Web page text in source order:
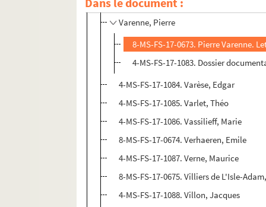
Van Dongen, Kees
Varenne, Pierre
8-MS-FS-17-0673. Pierre Varenne.
4-MS-FS-17-1083. Dossier
4-MS-FS-17-1084. Varèse, Edgar
4-MS-FS-17-1085. Varlet, Théo
4-MS-FS-17-1086. Vassilieff, Marie
8-MS-FS-17-0674. Verhaeren, Emile
4-MS-FS-17-1087. Verne, Maurice
8-MS-FS-17-0675. Villiers de L'Isle-
4-MS-FS-17-1088. Villon, Jacques